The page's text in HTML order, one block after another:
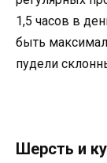
1,5 часов в
быть
пудели
Шерсть и